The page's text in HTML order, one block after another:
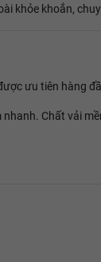
khỏe khoắn,
ưu tiên hàng
Chất vải